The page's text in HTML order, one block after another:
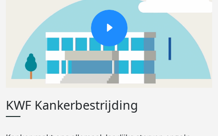
KWF Kankerbestrijding